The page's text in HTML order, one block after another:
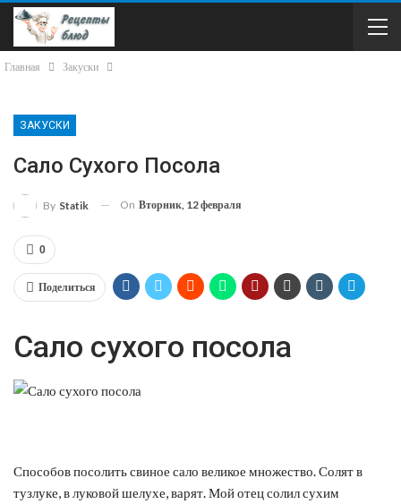
Главная Закуски
ЗАКУСКИ
Сало Сухого Посола
By Statik On Вторник, 12 февраля
0
Поделиться
Сало сухого посола
Способов посолить свиное сало великое множество. Солят в
тузлуке, в луковой шелухе, варят. Мой отец солил сухим